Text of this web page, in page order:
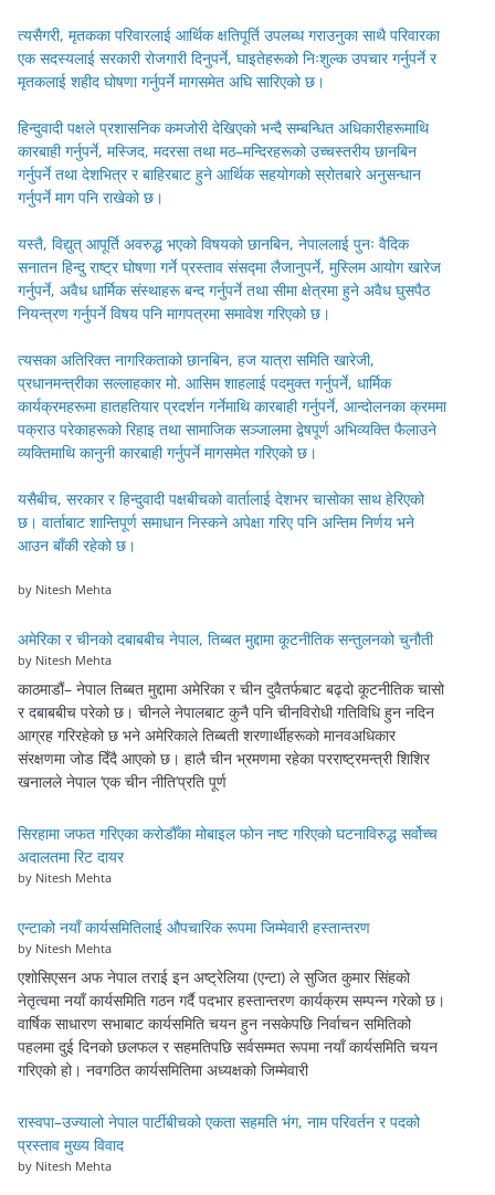
त्यसैगरी, मृतकका परिवारलाई आर्थिक क्षतिपूर्ति उपलब्ध गराउनुका साथै परिवारका
एक सदस्यलाई सरकारी रोजगारी दिनुपर्ने, घाइतेहरूको निःशुल्क उपचार गर्नुपर्ने र
मृतकलाई शहीद घोषणा गर्नुपर्ने मागसमेत अघि सारिएको छ।
हिन्दुवादी पक्षले प्रशासनिक कमजोरी देखिएको भन्दै सम्बन्धित अधिकारीहरूमाथि
कारबाही गर्नुपर्ने, मस्जिद, मदरसा तथा मठ–मन्दिरहरूको उच्चस्तरीय छानबिन
गर्नुपर्ने तथा देशभित्र र बाहिरबाट हुने आर्थिक सहयोगको स्रोतबारे अनुसन्धान
गर्नुपर्ने माग पनि राखेको छ।
यस्तै, विद्युत् आपूर्ति अवरुद्ध भएको विषयको छानबिन, नेपाललाई पुनः वैदिक
सनातन हिन्दु राष्ट्र घोषणा गर्ने प्रस्ताव संसद्मा लैजानुपर्ने, मुस्लिम आयोग खारेज
गर्नुपर्ने, अवैध धार्मिक संस्थाहरू बन्द गर्नुपर्ने तथा सीमा क्षेत्रमा हुने अवैध घुसपैठ
नियन्त्रण गर्नुपर्ने विषय पनि मागपत्रमा समावेश गरिएको छ।
त्यसका अतिरिक्त नागरिकताको छानबिन, हज यात्रा समिति खारेजी,
प्रधानमन्त्रीका सल्लाहकार मो. आसिम शाहलाई पदमुक्त गर्नुपर्ने, धार्मिक
कार्यक्रमहरूमा हातहतियार प्रदर्शन गर्नेमाथि कारबाही गर्नुपर्ने, आन्दोलनका क्रममा
पक्राउ परेकाहरूको रिहाइ तथा सामाजिक सञ्जालमा द्वेषपूर्ण अभिव्यक्ति फैलाउने
व्यक्तिमाथि कानुनी कारबाही गर्नुपर्ने मागसमेत गरिएको छ।
यसैबीच, सरकार र हिन्दुवादी पक्षबीचको वार्तालाई देशभर चासोका साथ हेरिएको
छ। वार्ताबाट शान्तिपूर्ण समाधान निस्कने अपेक्षा गरिए पनि अन्तिम निर्णय भने
आउन बाँकी रहेको छ।
by Nitesh Mehta
अमेरिका र चीनको दबाबबीच नेपाल, तिब्बत मुद्दामा कूटनीतिक सन्तुलनको चुनौती
by Nitesh Mehta
काठमाडौं– नेपाल तिब्बत मुद्दामा अमेरिका र चीन दुवैतर्फबाट बढ्दो कूटनीतिक चासो
र दबाबबीच परेको छ। चीनले नेपालबाट कुनै पनि चीनविरोधी गतिविधि हुन नदिन
आग्रह गरिरहेको छ भने अमेरिकाले तिब्बती शरणार्थीहरूको मानवअधिकार
संरक्षणमा जोड दिँदै आएको छ। हालै चीन भ्रमणमा रहेका परराष्ट्रमन्त्री शिशिर
खनालले नेपाल ‘एक चीन नीति’प्रति पूर्ण
सिरहामा जफत गरिएका करोडौँका मोबाइल फोन नष्ट गरिएको घटनाविरुद्ध सर्वोच्च
अदालतमा रिट दायर
by Nitesh Mehta
एन्टाको नयाँ कार्यसमितिलाई औपचारिक रूपमा जिम्मेवारी हस्तान्तरण
by Nitesh Mehta
एशोसिएसन अफ नेपाल तराई इन अष्ट्रेलिया (एन्टा) ले सुजित कुमार सिंहको
नेतृत्वमा नयाँ कार्यसमिति गठन गर्दै पदभार हस्तान्तरण कार्यक्रम सम्पन्न गरेको छ।
वार्षिक साधारण सभाबाट कार्यसमिति चयन हुन नसकेपछि निर्वाचन समितिको
पहलमा दुई दिनको छलफल र सहमतिपछि सर्वसम्मत रूपमा नयाँ कार्यसमिति चयन
गरिएको हो। नवगठित कार्यसमितिमा अध्यक्षको जिम्मेवारी
रास्वपा–उज्यालो नेपाल पार्टीबीचको एकता सहमति भंग, नाम परिवर्तन र पदको
प्रस्ताव मुख्य विवाद
by Nitesh Mehta